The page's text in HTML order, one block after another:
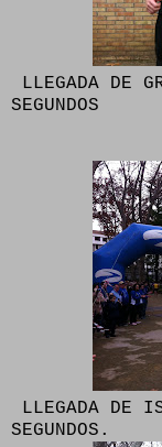
LLEGADA DE
SEGUNDOS
LLEGADA DE
SEGUNDOS.